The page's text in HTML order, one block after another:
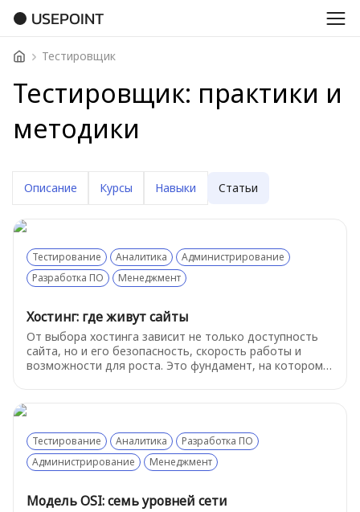
USEPOINT
Тестировщик
Тестировщик: практики и
методики
Описание Курсы Навыки Статьи
Тестирование Аналитика
Администрирование
Разработка ПО
Менеджмент
Хостинг: где живут сайты
От выбора хостинга зависит не только доступность
сайта, но и его безопасность, скорость работы и
возможности для роста. Это фундамент, на котором
Тестирование Аналитика
Разработка ПО
Администрирование
Менеджмент
Модель OSI: семь уровней сети